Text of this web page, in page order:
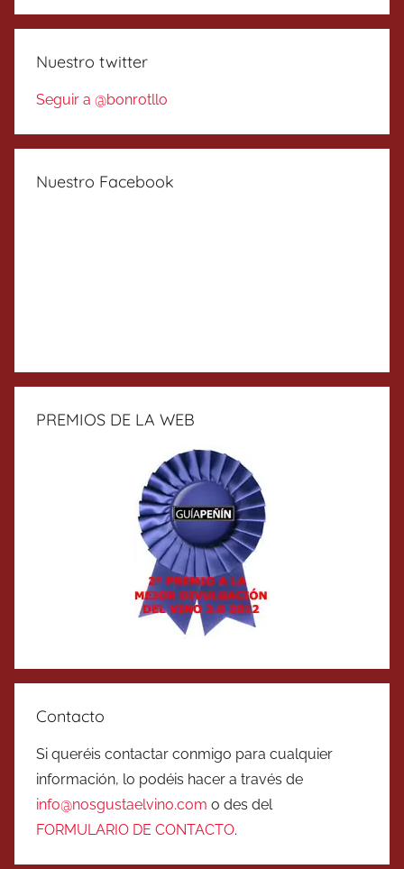
Nuestro twitter
Seguir a @bonrotllo
Nuestro Facebook
PREMIOS DE LA WEB
Contacto
Si queréis contactar conmigo para cualquier
información, lo podéis hacer a través de
info@nosgustaelvino.com o des del
FORMULARIO DE CONTACTO.